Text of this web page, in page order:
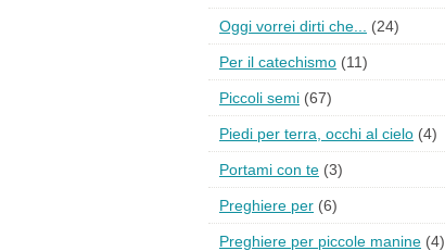
Oggi vorrei dirti che... (24)
Per il catechismo (11)
Piccoli semi (67)
Piedi per terra, occhi al cielo (4)
Portami con te (3)
Preghiere per (6)
Preghiere per piccole manine (4)